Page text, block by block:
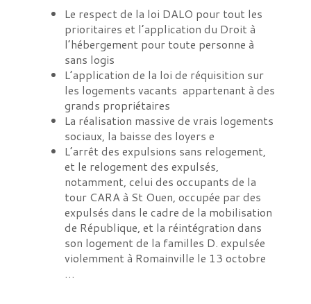
Le respect de la loi DALO pour tout les
prioritaires et l’application du Droit à
l’hébergement pour toute personne à
sans logis
L’application de la loi de réquisition sur
les logements vacants appartenant à des
grands propriétaires
La réalisation massive de vrais logements
sociaux, la baisse des loyers e
L’arrêt des expulsions sans relogement,
et le relogement des expulsés,
notamment, celui des occupants de la
tour CARA à St Ouen, occupée par des
expulsés dans le cadre de la mobilisation
de République, et la réintégration dans
son logement de la familles D. expulsée
violemment à Romainville le 13 octobre
…